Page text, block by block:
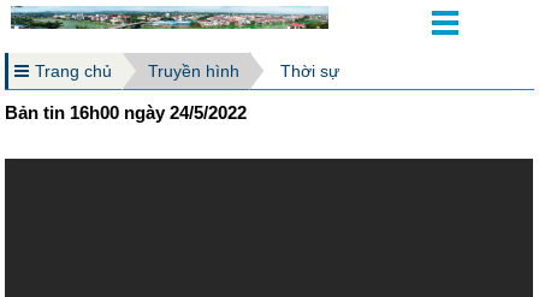
Trang chủ Truyền hình Thời sự
Bản tin 16h00 ngày 24/5/2022